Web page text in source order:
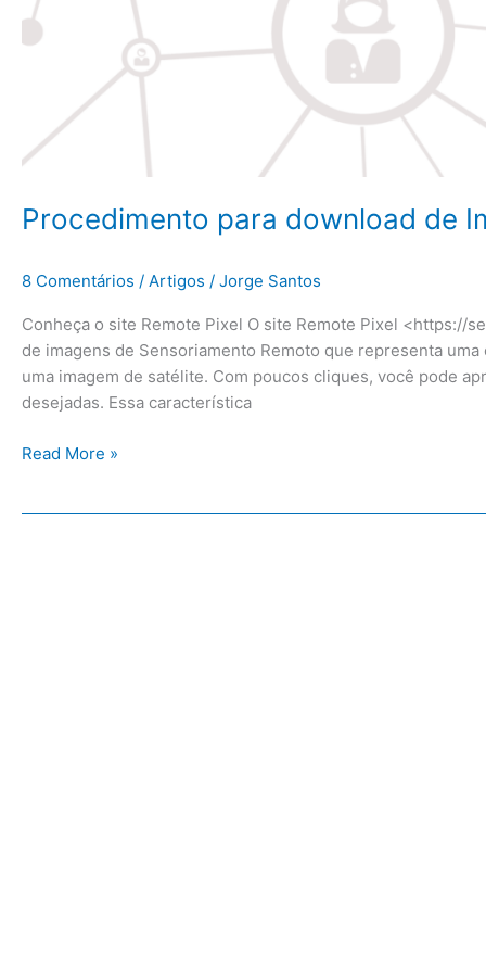
Procedimento para download de
8 Comentários / Artigos / Jorge Santos
Conheça o site Remote Pixel O site Remote Pixel <https://
de imagens de Sensoriamento Remoto que representa
uma imagem de satélite. Com poucos cliques, você pode
desejadas. Essa característica
Read More »